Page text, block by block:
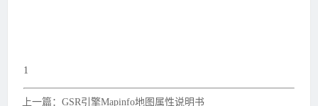
1
上一篇：GSR引擎Mapinfo地图属性说明书